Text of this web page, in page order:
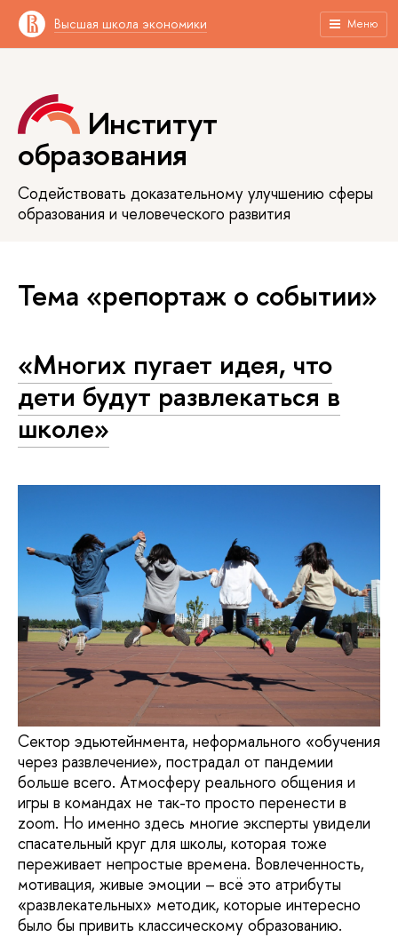
Высшая школа экономики Меню
Институт
образования
Содействовать доказательному улучшению сферы
образования и человеческого развития
Тема «репортаж о событии»
«Многих пугает идея, что
дети будут развлекаться в
школе»
Сектор эдьютейнмента, неформального «обучения
через развлечение», пострадал от пандемии
больше всего. Атмосферу реального общения и
игры в командах не так-то просто перенести в
zoom. Но именно здесь многие эксперты увидели
спасательный круг для школы, которая тоже
переживает непростые времена. Вовлеченность,
мотивация, живые эмоции – всё это атрибуты
«развлекательных» методик, которые интересно
было бы привить классическому образованию.